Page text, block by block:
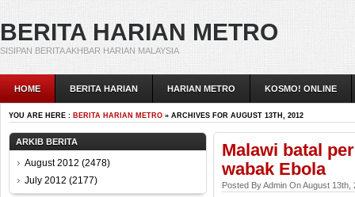
BERITA HARIAN METRO
SISIPAN BERITA AKHBAR HARIAN MALAYSIA
HOME BERITA HARIAN HARIAN METRO KOSMO! ONLINE
YOU ARE HERE : BERITA HARIAN METRO » ARCHIVES FOR AUGUST 13TH, 2012
ARKIB BERITA
August 2012 (2478)
July 2012 (2177)
Malawi batal
wabak Ebola
Posted By Admin On August